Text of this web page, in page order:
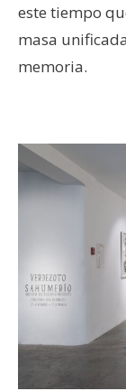
este tiempo
masa
memoria.